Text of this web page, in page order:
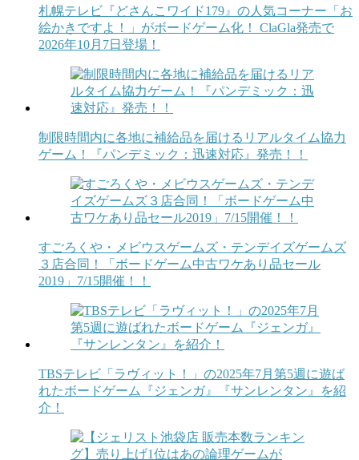
札幌テレビ『どさんこワイド179』の人気コーナー「お
絵かきですよ！」がボードゲーム化！ ClaGla発売で
2026年10月7日登場！
制限時間内に各地に補給品を届けるリアルタイム協力
ゲーム！『パンデミック：迅速対応』発売！！
すごろくや・メビウスゲームズ・テンデイズゲームズ
３店合同！「ボードゲーム中古ワケあり品セール
2019」7/15開催！！
TBSテレビ「ラヴィット！」の2025年7月第5週に遊ば
れたボードゲーム『ジェンガ』『サンレンタン』を紹
介！